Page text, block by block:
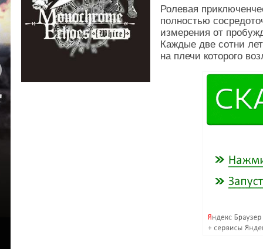
Ролевая
полностью
измерения от
Каждые две сотни
на плечи которого